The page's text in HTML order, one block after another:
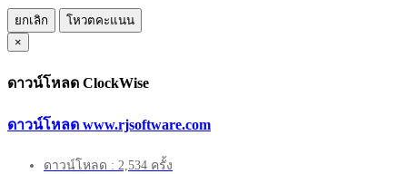
ยกเลิก
โหวตคะแนน
×
ดาวน์โหลด ClockWise
ดาวน์โหลด www.rjsoftware.com
ดาวน์โหลด : 2,534 ครั้ง